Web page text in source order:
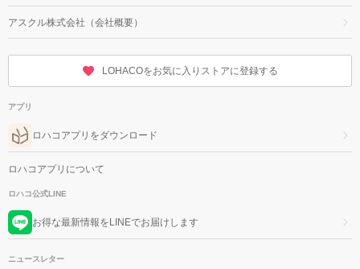
アスクル株式会社（会社概要）
LOHACOをお気に入りストアに登録する
アプリ
ロハコアプリをダウンロード
ロハコアプリについて
ロハコ公式LINE
お得な最新情報をLINEでお届けします
ニュースレター